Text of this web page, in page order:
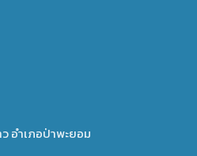
อำเภอป่าพะยอม